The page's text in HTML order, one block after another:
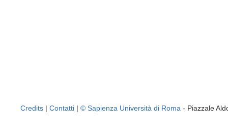
Credits | Contatti | © Sapienza Università di Roma - Piazzale